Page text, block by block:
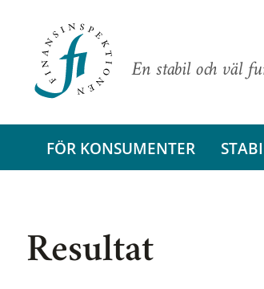
En stabil och väl
FÖR KONSUMENTER
Resultat